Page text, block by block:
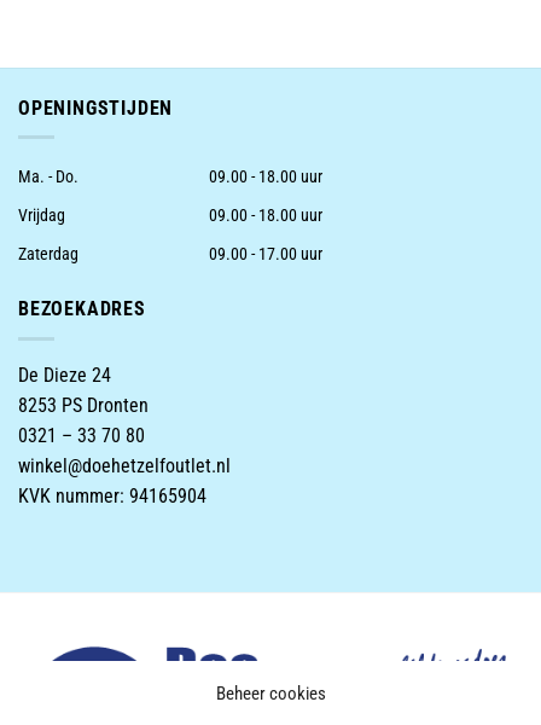
Beheer cookies
OPENINGSTIJDEN
Ma. - Do.
09.00 - 18.00 uur
Vrijdag
09.00 - 18.00 uur
Zaterdag
09.00 - 17.00 uur
BEZOEKADRES
De Dieze 24
8253 PS Dronten
0321 – 33 70 80
winkel@doehetzelfoutlet.nl
KVK nummer: 94165904